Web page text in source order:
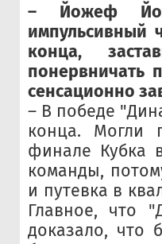
– Йожеф
импульсивный
конца,
понервничать
сенсационно
– В победе
конца. Могли
финале Кубка
команды,
и путевка в
Главное, что
доказало, что